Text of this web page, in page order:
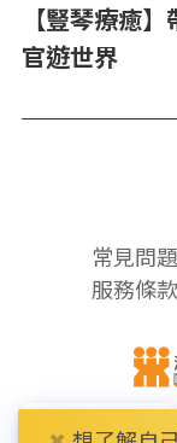
【豎琴療癒
官遊世界
常見問題
服務條款
© 2026
HK